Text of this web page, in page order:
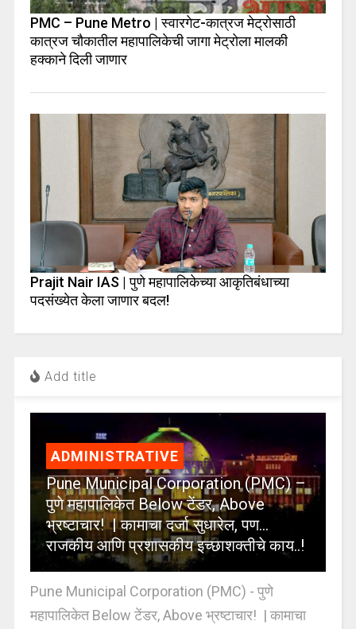
PMC – Pune Metro | स्वारगेट-कात्रज मेट्रोसाठी
कात्रज चौकातील महापालिकेची जागा मेट्रोला मालकी
हक्काने दिली जाणार
Prajit Nair IAS | पुणे महापालिकेच्या आकृतिबंधाच्या
पदसंख्येत केला जाणार बदल!
Add title
ADMINISTRATIVE
Pune Municipal Corporation (PMC) –
पुणे महापालिकेत Below टेंडर, Above
भ्रष्टाचार! | कामाचा दर्जा सुधारेल, पण…
राजकीय आणि प्रशासकीय इच्छाशक्तीचे काय..!
Pune Municipal Corporation (PMC) - पुणे
महापालिकेत Below टेंडर, Above भ्रष्टाचार! | कामाचा